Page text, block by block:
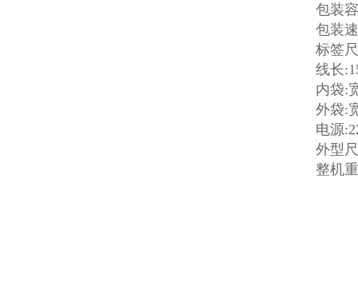
包装
包装
标签
线长
内袋:
外袋:
电源
外型
整机